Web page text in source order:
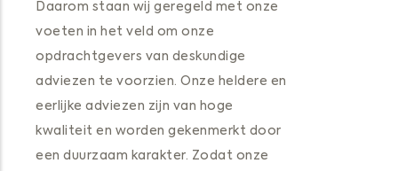
Daarom staan wij geregeld met onze
voeten in het veld om onze
opdrachtgevers van deskundige
adviezen te voorzien. Onze heldere en
eerlijke adviezen zijn van hoge
kwaliteit en worden gekenmerkt door
een duurzaam karakter. Zodat onze